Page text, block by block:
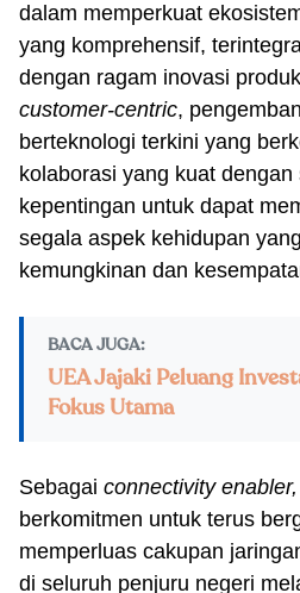
dalam memperkuat
yang komprehensif,
dengan ragam inovasi
customer-centric,
berteknologi terkini yang
kolaborasi yang kuat
kepentingan untuk dapat
segala aspek kehidupan
kemungkinan dan
BACA JUGA:
UEA Jajaki Peluang
Fokus Utama
Sebagai connectivity enabler,
berkomitmen untuk terus
memperluas cakupan
di seluruh penjuru negeri